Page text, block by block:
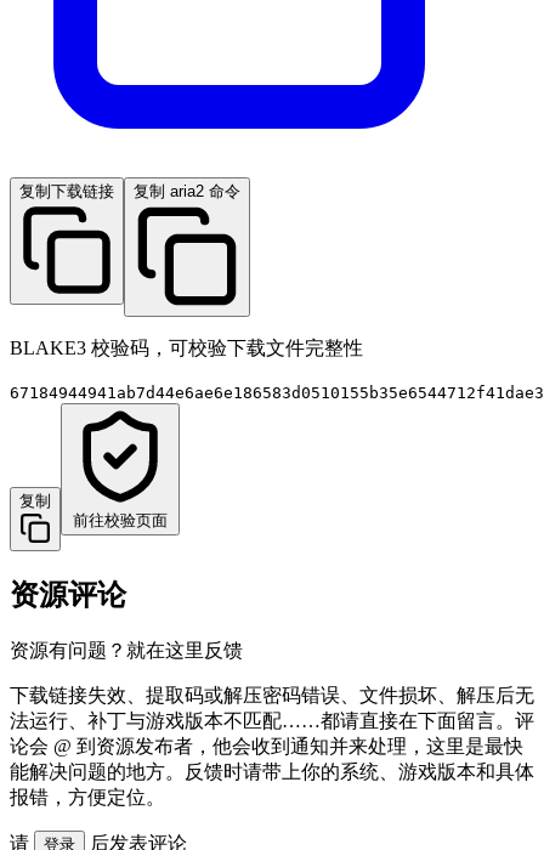
复制下载链接 复制 aria2 命令
BLAKE3 校验码，可校验下载文件完整性
复制
前往校验页面
资源评论
资源有问题？就在这里反馈
下载链接失效、提取码或解压密码错误、文件损坏、解压后无
法运行、补丁与游戏版本不匹配……都请直接在下面留言。评
论会 @ 到资源发布者，他会收到通知并来处理，这里是最快
能解决问题的地方。反馈时请带上你的系统、游戏版本和具体
报错，方便定位。
请 登录 后发表评论